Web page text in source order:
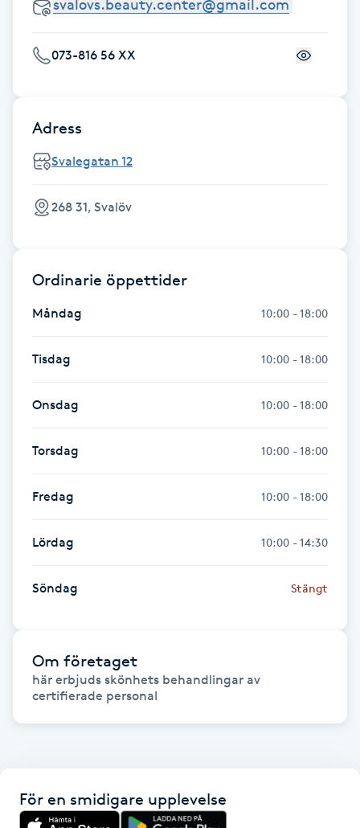
HIFU
Hollywood Peel
Hot Stone Massage
Hudföryngring
Hudvård
Hyaluronsyra
Hyperhidros
Hypnos
Hårborttagning
Hårbottenbehandling
Hårförlängning
Hårvård
Hälsprickor
IPL
073-816 56 XX
Adress
Svalegatan 12
268 31, Svalöv
Ordinarie öppettider
Måndag 10:00 - 18:00
Tisdag 10:00 - 18:00
Onsdag 10:00 - 18:00
Torsdag 10:00 - 18:00
Fredag 10:00 - 18:00
Lördag 10:00 - 14:30
Söndag Stängt
Om företaget
här erbjuds skönhets behandlingar av
certifierade personal
För en smidigare upplevelse